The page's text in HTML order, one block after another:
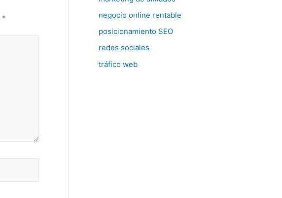
*
negocio online rentable
posicionamiento SEO
redes sociales
tráfico web